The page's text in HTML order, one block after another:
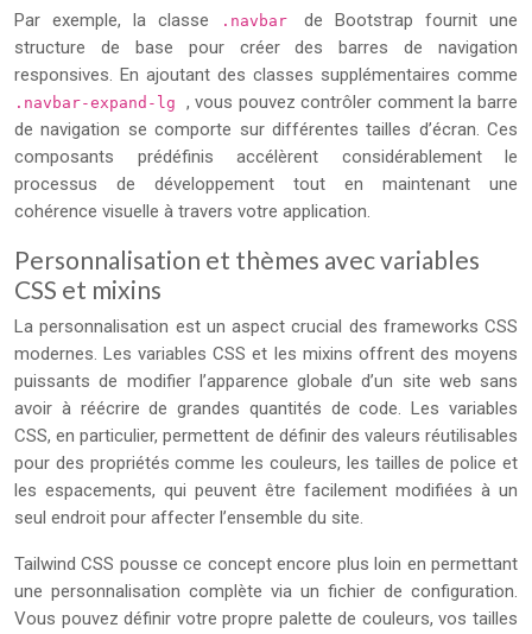
Par exemple, la classe .navbar de Bootstrap fournit une
structure de base pour créer des barres de navigation
responsives. En ajoutant des classes supplémentaires comme
.navbar-expand-lg , vous pouvez contrôler comment la barre
de navigation se comporte sur différentes tailles d’écran. Ces
composants prédéfinis accélèrent considérablement le
processus de développement tout en maintenant une
cohérence visuelle à travers votre application.
Personnalisation et thèmes avec variables
CSS et mixins
La personnalisation est un aspect crucial des frameworks CSS
modernes. Les variables CSS et les mixins offrent des moyens
puissants de modifier l’apparence globale d’un site web sans
avoir à réécrire de grandes quantités de code. Les variables
CSS, en particulier, permettent de définir des valeurs réutilisables
pour des propriétés comme les couleurs, les tailles de police et
les espacements, qui peuvent être facilement modifiées à un
seul endroit pour affecter l’ensemble du site.
Tailwind CSS pousse ce concept encore plus loin en permettant
une personnalisation complète via un fichier de configuration.
Vous pouvez définir votre propre palette de couleurs, vos tailles